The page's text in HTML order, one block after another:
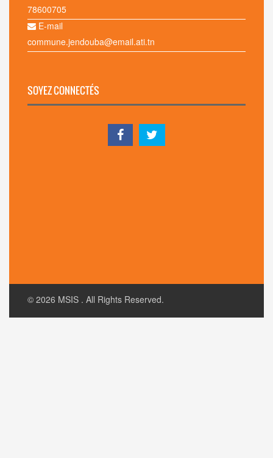
78600705
E-mail
commune.jendouba@email.ati.tn
SOYEZ CONNECTÉS
© 2026 MSIS . All Rights Reserved.